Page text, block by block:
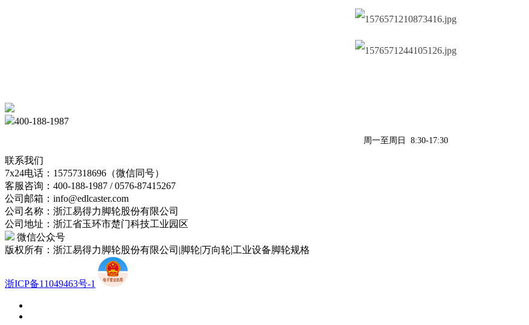
400-188-1987
周一至周日 8:30-17:30
联系我们
7x24电话：15757318696（微信同号）
客服咨询：400-188-1987 / 0576-87415267
公司邮箱：info@edlcaster.com
公司名称：浙江易得力脚轮股份有限公司
公司地址：浙江省玉环市楚门科技工业园区
微信公众号
版权所有：浙江易得力脚轮股份有限公司|脚轮|万向轮|工业设备脚轮规格
浙ICP备11049463号-1